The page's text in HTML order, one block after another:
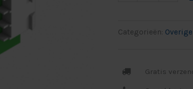
Categorieën:
Gratis